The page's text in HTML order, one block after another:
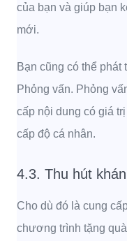
của bạn và giúp bạn
mới.
Bạn cũng có thể
Phỏng vấn. Phỏng
cấp nội dung có giá
cấp độ cá nhân.
4.3. Thu hút
Cho dù đó là cung
chương trình tặng